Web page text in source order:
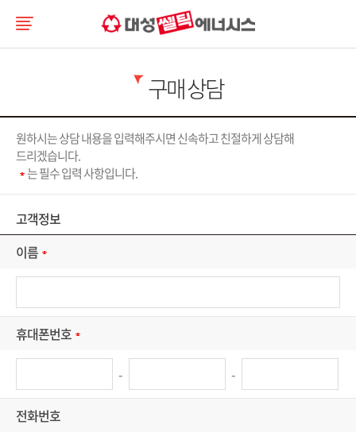
구매 상담
원하시는 상담 내용을 입력해주시면 신속하고 친절하게 상담해
드리겠습니다.
는 필수 입력 사항입니다.
고객정보
이름
휴대폰번호
- -
전화번호